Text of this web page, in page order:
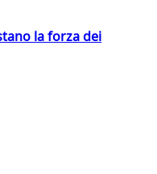
la forza dei